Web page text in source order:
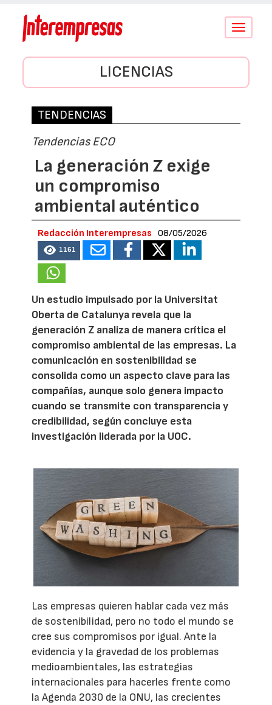
Conmutar
LICENCIAS
TENDENCIAS
Tendencias ECO
La generación Z exige
un compromiso
ambiental auténtico
Redacción Interempresas 08/05/2026
1161
Un estudio impulsado por la Universitat
Oberta de Catalunya revela que la
generación Z analiza de manera crítica el
compromiso ambiental de las empresas. La
comunicación en sostenibilidad se
consolida como un aspecto clave para las
compañías, aunque solo genera impacto
cuando se transmite con transparencia y
credibilidad, según concluye esta
investigación liderada por la UOC.
Las empresas quieren hablar cada vez más
de sostenibilidad, pero no todo el mundo se
cree sus compromisos por igual. Ante la
evidencia y la gravedad de los problemas
medioambientales, las estrategias
internacionales para hacerles frente como
la Agenda 2030 de la ONU, las crecientes